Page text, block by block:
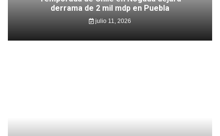
derrama de 2 mil mdp en Puebla
julio 11, 2026